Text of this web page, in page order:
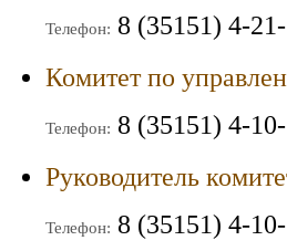
Телефон: 8 (35151) 4-
Комитет по
Телефон: 8 (35151) 4-
Руководитель
Телефон: 8 (35151) 4-